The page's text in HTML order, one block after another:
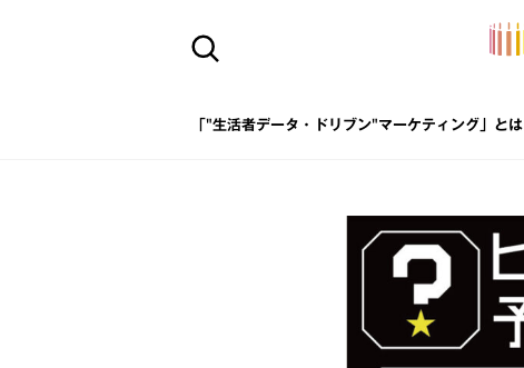
「"生活者データ・ドリブン"マーケティング」とは